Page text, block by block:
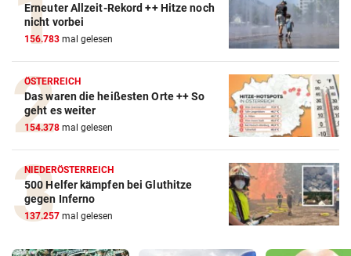
Erneuter Allzeit-Rekord ++ Hitze noch
nicht vorbei
156.783 mal gelesen
ÖSTERREICH
Das waren die heißesten Orte ++ So
geht es weiter
154.378 mal gelesen
NIEDERÖSTERREICH
500 Helfer kämpfen bei Gluthitze
gegen Inferno
137.257 mal gelesen